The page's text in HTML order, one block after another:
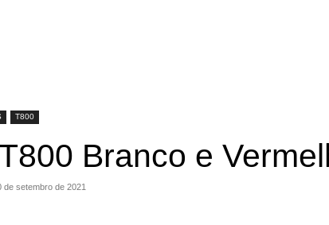
T800
Branco e
de setembro de 2021